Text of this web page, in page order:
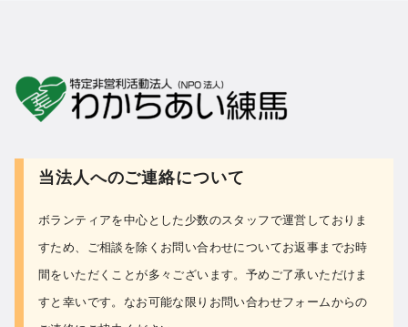
当法人へのご連絡について
ボランティアを中心とした少数のスタッフで運営しておりま
すため、ご相談を除くお問い合わせについてお返事までお時
間をいただくことが多々ございます。予めご了承いただけま
すと幸いです。なお可能な限り お問い合わせフォームからの